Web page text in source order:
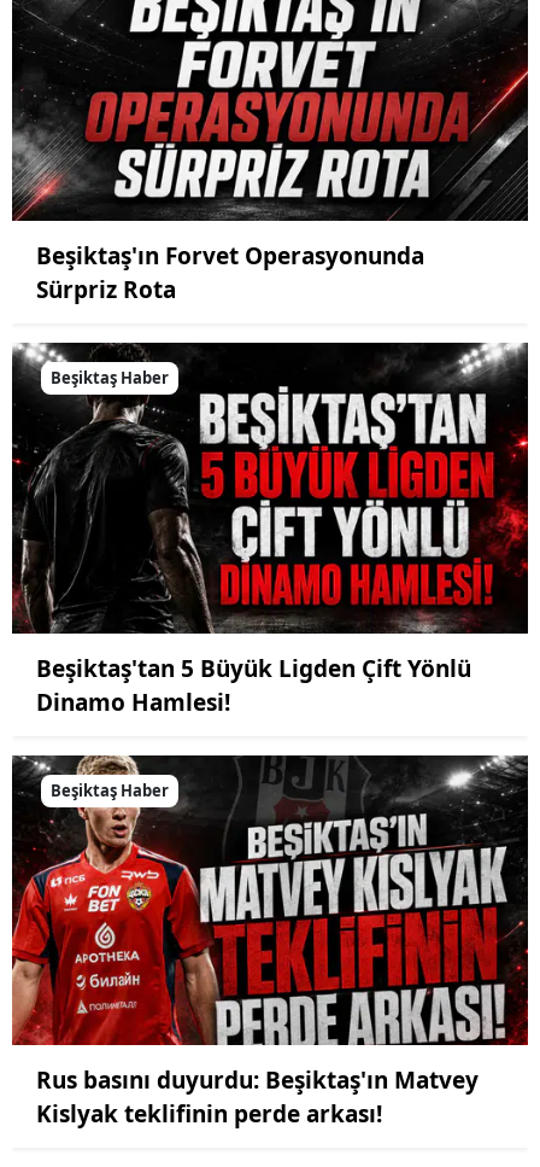
Beşiktaş'ın Forvet Operasyonunda
Sürpriz Rota
Beşiktaş Haber
Beşiktaş'tan 5 Büyük Ligden Çift Yönlü
Dinamo Hamlesi!
Beşiktaş Haber
Rus basını duyurdu: Beşiktaş'ın Matvey
Kislyak teklifinin perde arkası!